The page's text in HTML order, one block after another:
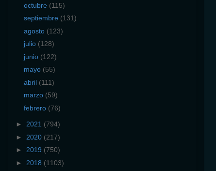
octubre (115)
septiembre (131)
agosto (123)
julio (128)
junio (122)
mayo (55)
abril (111)
marzo (59)
febrero (76)
► 2021 (794)
► 2020 (217)
► 2019 (750)
► 2018 (1103)